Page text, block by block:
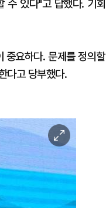
수 있다"고 답했다. 기회
중요하다. 문제를 정의할
다고 당부했다.
이
미
지
확
대